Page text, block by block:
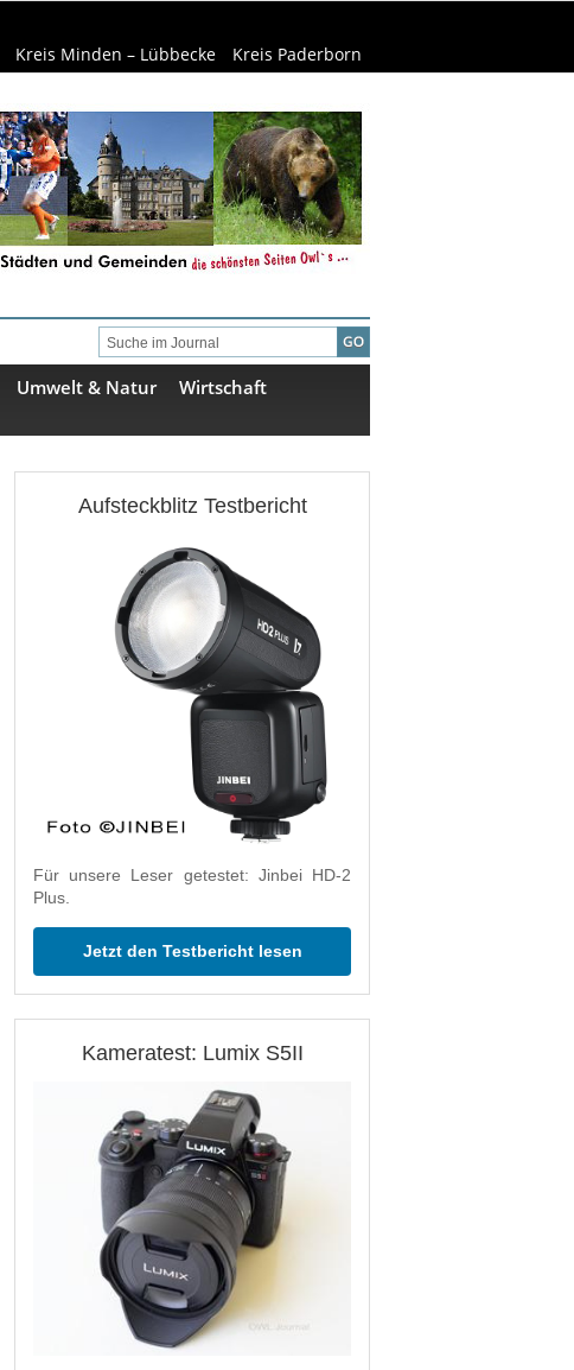
Kreis Minden – Lübbecke Kreis Paderborn
Umwelt & Natur
Wirtschaft
Aufsteckblitz Testbericht
Für unsere Leser getestet: Jinbei HD-2
Plus.
Jetzt den Testbericht lesen
Kameratest: Lumix S5II